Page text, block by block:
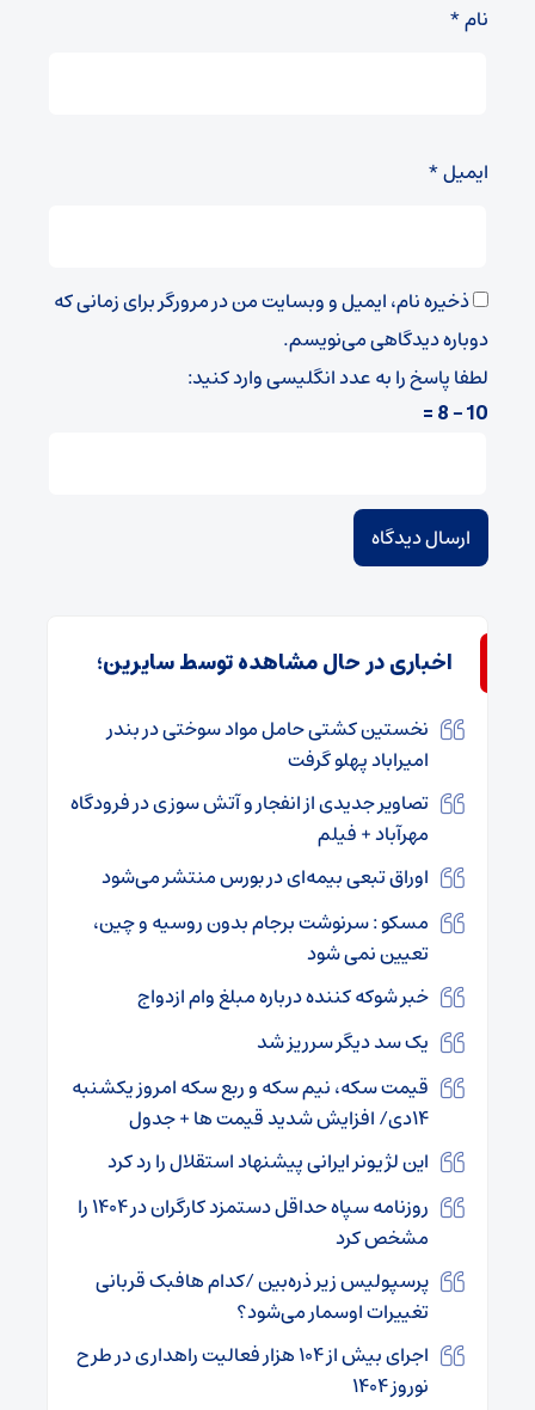
نام*
ایمیل*
ذخیره نام، ایمیل و وبسایت من در مرورگر برای زمانی که
دوباره دیدگاهی می‌نویسم.
لطفا پاسخ را به عدد انگلیسی وارد کنید:
10 − 8 =
اخباری در حال مشاهده توسط سایرین؛
نخستین کشتی حامل مواد سوختی در بندر
امیراباد پهلو گرفت
تصاویر جدیدی از انفجار و آتش سوزی در فرودگاه
مهرآباد + فیلم
اوراق تبعی بیمه‌ای در بورس منتشر می‌شود
مسکو : سرنوشت برجام بدون روسیه و چین،
تعیین نمی شود
خبر شوکه کننده درباره مبلغ وام ازدواج
یک سد دیگر سرریز شد
قیمت سکه، نیم سکه و ربع سکه امروز یکشنبه
۱۴دی/ افزایش شدید قیمت ها + جدول
این لژیونر ایرانی پیشنهاد استقلال را رد کرد
روزنامه سپاه حداقل دستمزد کارگران در ۱۴۰۴ را
مشخص کرد
پرسپولیس زیر ذره‌بین /کدام هافبک قربانی
تغییرات اوسمار می‌شود؟
اجرای بیش از ۱۰۴ هزار فعالیت راهداری در طرح
نوروز ۱۴۰۴